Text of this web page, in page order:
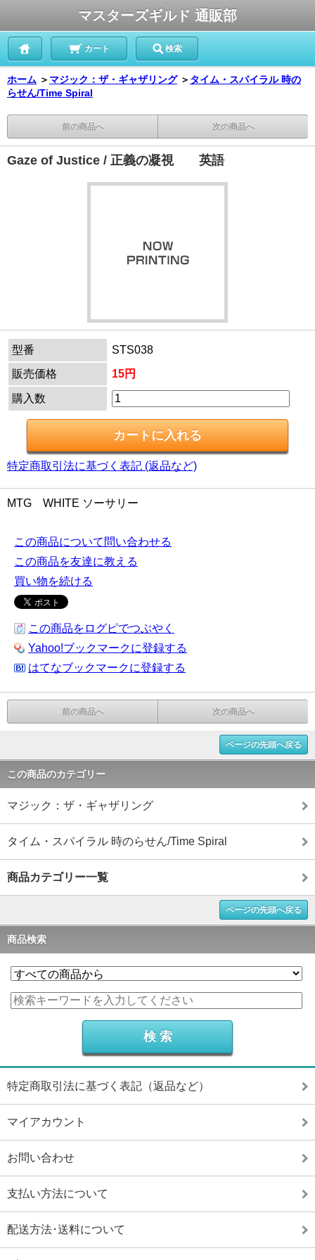
マスターズギルド 通販部
カート 検索
ホーム ＞ マジック：ザ・ギャザリング ＞ タイム・スパイラル 時の
らせん/Time Spiral
前の商品へ 次の商品へ
Gaze of Justice / 正義の凝視 英語
型番
STS038
販売価格
15円
購入数
特定商取引法に基づく表記 (返品など)
MTG WHITE ソーサリー
この商品について問い合わせる
この商品を友達に教える
買い物を続ける
この商品をログピでつぶやく
Yahoo!ブックマークに登録する
はてなブックマークに登録する
前の商品へ 次の商品へ
ページの先頭へ戻る
この商品のカテゴリー
マジック：ザ・ギャザリング
タイム・スパイラル 時のらせん/Time Spiral
商品カテゴリー一覧
ページの先頭へ戻る
商品検索
特定商取引法に基づく表記（返品など）
マイアカウント
お問い合わせ
支払い方法について
配送方法･送料について